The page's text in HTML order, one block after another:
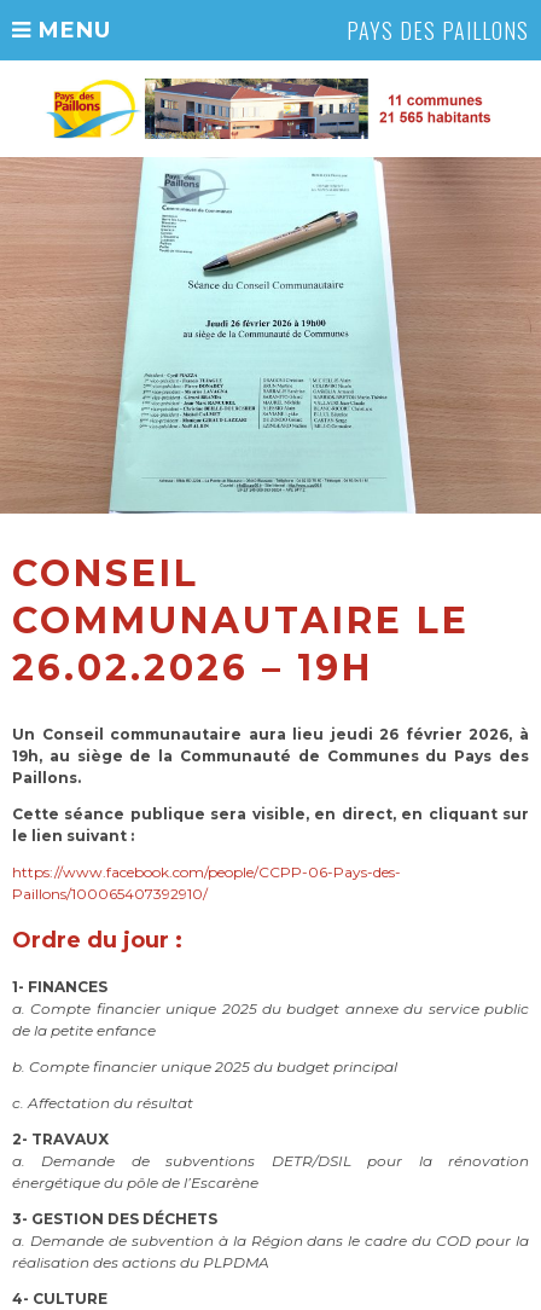
MENU PAYS DES PAILLONS
CONSEIL
COMMUNAUTAIRE LE
26.02.2026 – 19H
Un Conseil communautaire aura lieu jeudi 26 février 2026, à
19h, au siège de la Communauté de Communes du Pays des
Paillons.
Cette séance publique sera visible, en direct, en cliquant sur
le lien suivant :
https://www.facebook.com/people/CCPP-06-Pays-des-
Paillons/100065407392910/
Ordre du jour :
1- FINANCES
a. Compte financier unique 2025 du budget annexe du service public
de la petite enfance
b. Compte financier unique 2025 du budget principal
c. Affectation du résultat
2- TRAVAUX
a. Demande de subventions DETR/DSIL pour la rénovation
énergétique du pôle de l’Escarène
3- GESTION DES DÉCHETS
a. Demande de subvention à la Région dans le cadre du COD pour la
réalisation des actions du PLPDMA
4- CULTURE